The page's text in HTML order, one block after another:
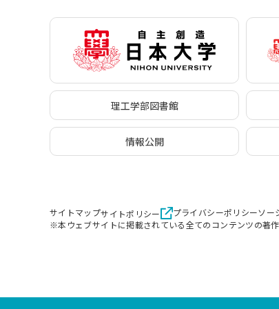
理工学部図書館
情報公開
サイトマップサイトポリシー プライバシーポリシーソー
※本ウェブサイトに掲載されている全てのコンテンツの著